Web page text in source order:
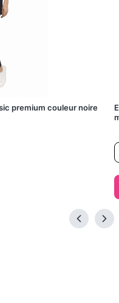
premium couleur noire